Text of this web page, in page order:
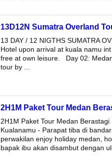
13D12N Sumatra Overland
13 DAY / 12 NIGTHS SUMATRA
Hotel upon arrival at kuala namu
free at own leisure. Day 02:
tour by ...
2H1M Paket Tour Medan
2H1M Paket Tour Medan
Kualanamu - Parapat tiba di
perwakilan enjoy holiday medan,
bapak ibu akan disambut dengan